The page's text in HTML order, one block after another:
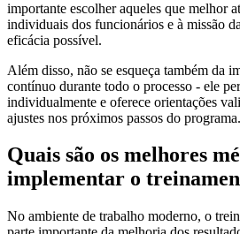
importante escolher aqueles que melhor
individuais dos funcionários e à missão
eficácia possível.
Além disso, não se esqueça também da
contínuo durante todo o processo - ele
individualmente e oferece orientações
ajustes nos próximos passos do programa.
Quais são os melhores
implementar o
No ambiente de trabalho moderno, o